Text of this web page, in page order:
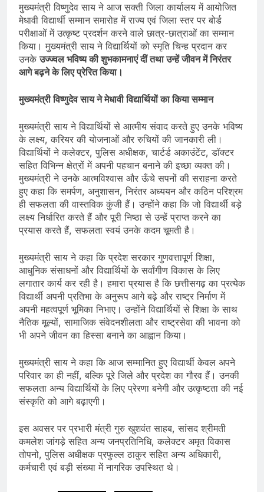
मुख्यमंत्री विष्णुदेव साय ने आज सक्ती जिला कार्यालय में आयोजित
मेधावी विद्यार्थी सम्मान समारोह में राज्य एवं जिला स्तर पर बोर्ड
परीक्षाओं में उत्कृष्ट प्रदर्शन करने वाले छात्र-छात्राओं का सम्मान
किया। मुख्यमंत्री साय ने विद्यार्थियों को स्मृति चिन्ह प्रदान कर
उनकेउज्ज्वल भविष्य की शुभकामनाएं दीं तथा उन्हें जीवन में निरंतर
आगे बढ़ने के लिए प्रेरित किया।
मुख्यमंत्री विष्णुदेव साय ने मेधावी विद्यार्थियों का किया सम्मान
मुख्यमंत्री साय ने विद्यार्थियों से आत्मीय संवाद करते हुए उनके भविष्य
के लक्ष्य, करियर की योजनाओं और रुचियों की जानकारी ली।
विद्यार्थियों ने कलेक्टर, पुलिस अधीक्षक, चार्टर्ड अकाउंटेंट, डॉक्टर
सहित विभिन्न क्षेत्रों में अपनी पहचान बनाने की इच्छा व्यक्त की।
मुख्यमंत्री ने उनके आत्मविश्वास और ऊँचे सपनों की सराहना करते
हुए कहा कि समर्पण, अनुशासन, निरंतर अध्ययन और कठिन परिश्रम
ही सफलता की वास्तविक कुंजी हैं। उन्होंने कहा कि जो विद्यार्थी बड़े
लक्ष्य निर्धारित करते हैं और पूरी निष्ठा से उन्हें प्राप्त करने का
प्रयास करते हैं, सफलता स्वयं उनके कदम चूमती है।
मुख्यमंत्री साय ने कहा कि प्रदेश सरकार गुणवत्तापूर्ण शिक्षा,
आधुनिक संसाधनों और विद्यार्थियों के सर्वांगीण विकास के लिए
लगातार कार्य कर रही है। हमारा प्रयास है कि छत्तीसगढ़ का प्रत्येक
विद्यार्थी अपनी प्रतिभा के अनुरूप आगे बढ़े और राष्ट्र निर्माण में
अपनी महत्वपूर्ण भूमिका निभाए। उन्होंने विद्यार्थियों से शिक्षा के साथ
नैतिक मूल्यों, सामाजिक संवेदनशीलता और राष्ट्रसेवा की भावना को
भी अपने जीवन का हिस्सा बनाने का आह्वान किया।
मुख्यमंत्री साय ने कहा कि आज सम्मानित हुए विद्यार्थी केवल अपने
परिवार का ही नहीं, बल्कि पूरे जिले और प्रदेश का गौरव हैं। उनकी
सफलता अन्य विद्यार्थियों के लिए प्रेरणा बनेगी और उत्कृष्टता की नई
संस्कृति को आगे बढ़ाएगी।
इस अवसर पर प्रभारी मंत्री गुरु खुशवंत साहब, सांसद श्रीमती
कमलेश जांगड़े सहित अन्य जनप्रतिनिधि, कलेक्टर अमृत विकास
तोपनो, पुलिस अधीक्षक प्रफुल्ल ठाकुर सहित अन्य अधिकारी,
कर्मचारी एवं बड़ी संख्या में नागरिक उपस्थित थे।